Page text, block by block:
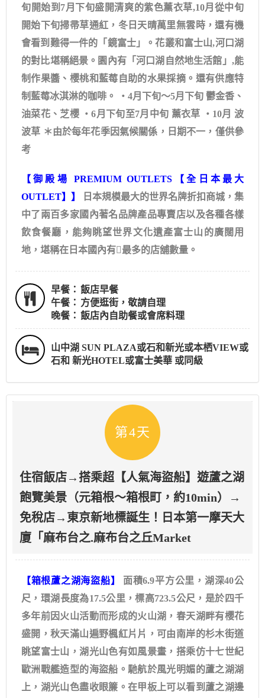
旬開始到7月下旬盛開清爽的紫色薰衣草,10月從中旬
開始下旬掃帚草通紅，冬日天晴萬里無雲時，還有機
會看到難得一件的「鏡富士」。花叢和富士山,河口湖
的對比堪稱絕景。園內有「河口湖自然地生活館」,能
制作果醬、櫻桃和藍莓自助的水果採摘。還有供應特
制藍莓冰淇淋的咖啡。 ・4月下旬～5月下旬 鬱金香、
油菜花、芝櫻 ・6月下旬至7月中旬 薰衣草 ・10月 波
波草 ＊由於每年花季因氣候關係，日期不一，僅供參
考
【御殿場 PREMIUM OUTLETS【全日本最大
OUTLET】】
日本規模最大的世界名牌折扣商城，集
中了兩百多家國內著名品牌產品專賣店以及各種各樣
飲食餐廳，能夠眺望世界文化遺產富士山的廣闊用
地，堪稱在日本國內有最多的店舖數量。
早餐： 飯店早餐
午餐： 方便逛街，敬請自理
晚餐： 飯店內自助餐或會席料理
山中湖 SUN PLAZA或石和新光或本栖VIEW或
石和 新光HOTEL或富士美華 或同級
第4天
住宿飯店→搭乘超【人氣海盜船】遊蘆之湖
飽覽美景（元箱根～箱根町，約10min）→
免稅店→東京新地標誕生！日本第一摩天大
廈「麻布台之.麻布台之丘Market
【箱根蘆之湖海盜船】 面積6.9平方公里，湖深40公
尺，環湖長度為17.5公里，標高723.5公尺，是於四千
多年前因火山活動而形成的火山湖，春天湖畔有櫻花
盛開，秋天滿山遍野楓紅片片，可由南岸的杉木街道
眺望富士山，湖光山色有如風景畫，搭乘仿十七世紀
歐洲戰艦造型的海盜船。馳航於風光明媚的蘆之湖湖
上，湖光山色盡收眼簾。在甲板上可以看到蘆之湖邊